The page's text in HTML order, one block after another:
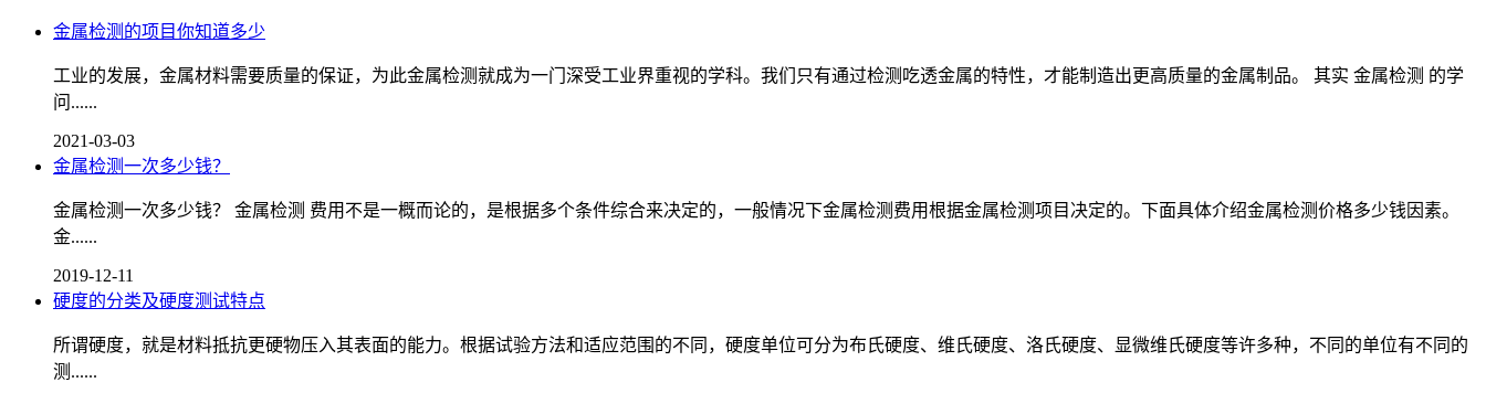
金属检测的项目你知道多少
工业的发展，金属材料需要质量的保证，为此金属检测就成为一门深受工业界重视的学科。我们只有通过检测吃透金属的特性，才能制造出更高质量的金属制品。 其实 金属检测 的学
问......
2021-03-03
金属检测一次多少钱？
金属检测一次多少钱？ 金属检测 费用不是一概而论的，是根据多个条件综合来决定的，一般情况下金属检测费用根据金属检测项目决定的。下面具体介绍金属检测价格多少钱因素。
金......
2019-12-11
硬度的分类及硬度测试特点
所谓硬度，就是材料抵抗更硬物压入其表面的能力。根据试验方法和适应范围的不同，硬度单位可分为布氏硬度、维氏硬度、洛氏硬度、显微维氏硬度等许多种，不同的单位有不同的
测......